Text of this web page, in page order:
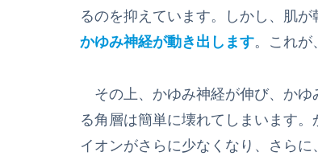
るのを抑えています。しかし、肌が
かゆみ神経が動き出します。これが
その上、かゆみ神経が伸び、かゆ
る角層は簡単に壊れてしまいます
イオンがさらに少なくなり、さらに